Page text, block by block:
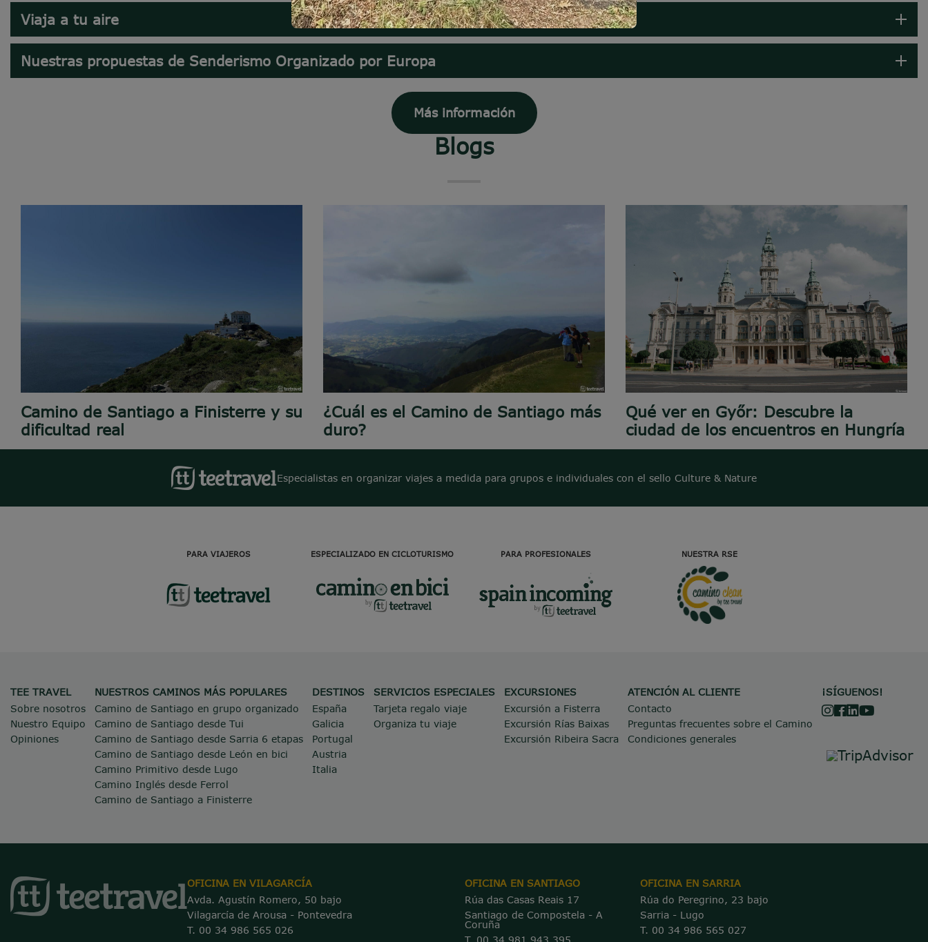
Viaja a tu aire
Nuestras propuestas de Senderismo Organizado por Europa
Más información
Blogs
Camino de Santiago a Finisterre y su
dificultad real
¿Cuál es el Camino de Santiago más
duro?
Qué ver en Győr: Descubre la
ciudad de los encuentros en Hungría
Especialistas en organizar viajes a medida para grupos e individuales con el sello Culture & Nature
PARA VIAJEROS ESPECIALIZADO EN CICLOTURISMO PARA PROFESIONALES NUESTRA RSE
TEE TRAVEL
Sobre nosotros
Nuestro Equipo
Opiniones
NUESTROS CAMINOS MÁS POPULARES
Camino de Santiago en grupo organizado
Camino de Santiago desde Tui
Camino de Santiago desde Sarria 6 etapas
Camino de Santiago desde León en bici
Camino Primitivo desde Lugo
Camino Inglés desde Ferrol
Camino de Santiago a Finisterre
DESTINOS
España
Galicia
Portugal
Austria
Italia
SERVICIOS ESPECIALES
Tarjeta regalo viaje
Organiza tu viaje
EXCURSIONES
Excursión a Fisterra
Excursión Rías Baixas
Excursión Ribeira Sacra
ATENCIÓN AL CLIENTE
Contacto
Preguntas frecuentes sobre el Camino
Condiciones generales
¡SÍGUENOS!
OFICINA EN VILAGARCÍA
Avda. Agustín Romero, 50 bajo
Vilagarcía de Arousa - Pontevedra
T. 00 34 986 565 026
OFICINA EN SANTIAGO
Rúa das Casas Reais 17
Santiago de Compostela - A
Coruña
T. 00 34 981 943 395
OFICINA EN SARRIA
Rúa do Peregrino, 23 bajo
Sarria - Lugo
T. 00 34 986 565 027